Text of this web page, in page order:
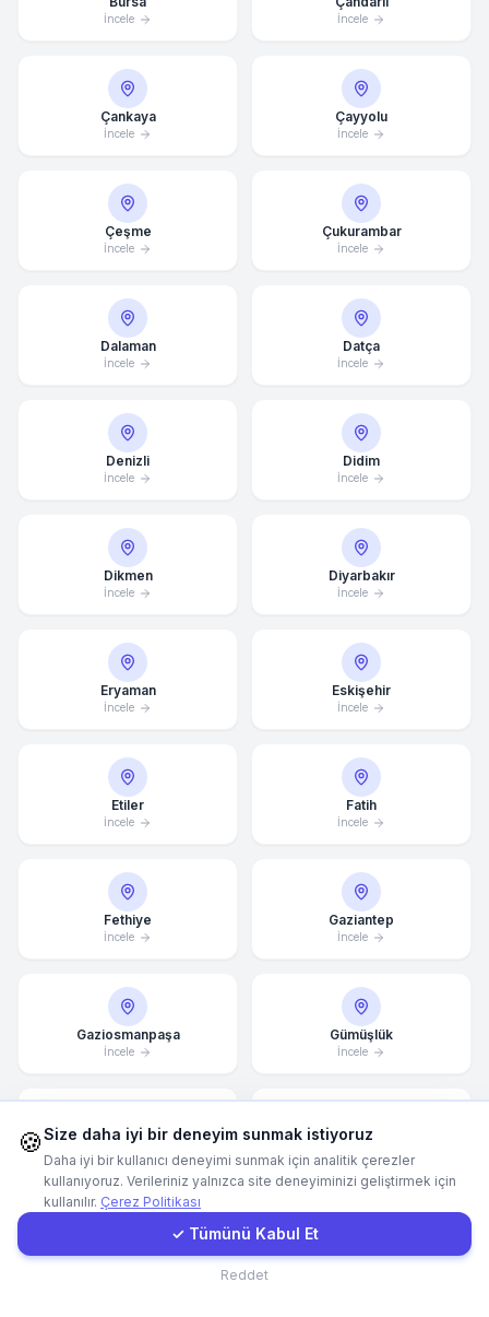
İncele İncele
Çankaya
İncele
Çayyolu
İncele
Çeşme
İncele
Çukurambar
İncele
Dalaman
İncele
Datça
İncele
Denizli
İncele
Didim
İncele
Dikmen
İncele
Diyarbakır
İncele
Eryaman
İncele
Eskişehir
İncele
Etiler
İncele
Fatih
İncele
Fethiye
İncele
Gaziantep
İncele
Gaziosmanpaşa
İncele
Gümüşlük
İncele
İncele İncele
İncek İnegöl
Ortalama Yanıt Süresi: 15 Dakika
İletişim Formu
🍪Size daha iyi bir deneyim sunmak istiyoruz
Daha iyi bir kullanıcı deneyimi sunmak için analitik çerezler
kullanıyoruz. Verileriniz yalnızca site deneyiminizi geliştirmek için
kullanılır. Çerez Politikası
✓ Tümünü Kabul Et
Reddet